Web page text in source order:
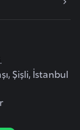
Şişli, İstanbul